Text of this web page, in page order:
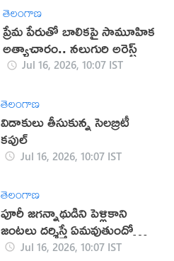
తెలంగాణ
ప్రేమ పేరుతో బాలికపై సామూహిక
అత్యాచారం.. నలుగురి అరెస్ట్
Jul 16, 2026, 10:07 IST
తెలంగాణ
విడాకులు తీసుకున్న సెలబ్రిటీ
కపుల్
Jul 16, 2026, 10:07 IST
తెలంగాణ
పూరీ జగన్నాథుడిని పెళ్లికాని
జంటలు దర్శిస్తే ఏమవుతుందో
తెలుసా?
Jul 16, 2026, 10:07 IST